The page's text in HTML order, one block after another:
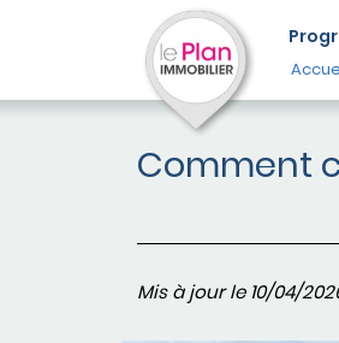
Comment
Mis à jour le 10/04/